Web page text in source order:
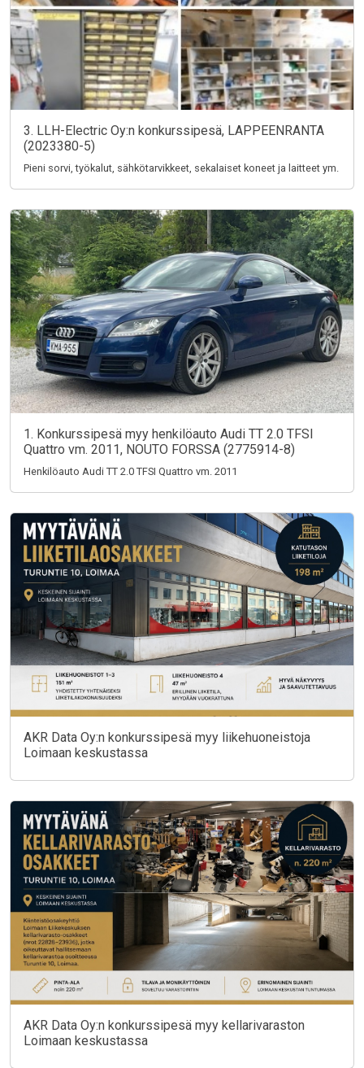
3. LLH-Electric Oy:n konkurssipesä, LAPPEENRANTA
(2023380-5)
Pieni sorvi, työkalut, sähkötarvikkeet, sekalaiset koneet ja laitteet ym.
1. Konkurssipesä myy henkilöauto Audi TT 2.0 TFSI
Quattro vm. 2011, NOUTO FORSSA (2775914-8)
Henkilöauto Audi TT 2.0 TFSI Quattro vm. 2011
AKR Data Oy:n konkurssipesä myy liikehuoneistoja
Loimaan keskustassa
AKR Data Oy:n konkurssipesä myy kellarivaraston
Loimaan keskustassa